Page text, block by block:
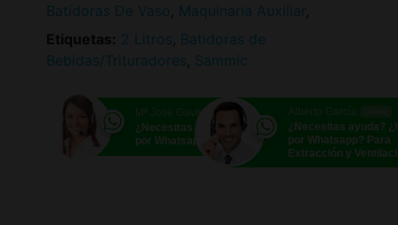
Batidoras De Vaso
Maquinaria Auxiliar
Etiquetas: 2 Litros Batidoras de
Bebidas/Trituradores Sammic
Mª José Gavira Online
¿Necesitas ayuda? ¿Hablamos
por Whatsapp?
¿Necesitas ayuda?
por Whatsapp? Para
Extracción y